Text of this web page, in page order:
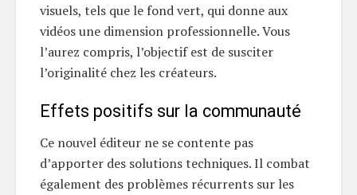
visuels, tels que le fond vert, qui donne aux
vidéos une dimension professionnelle. Vous
l’aurez compris, l’objectif est de susciter
l’originalité chez les créateurs.
Effets positifs sur la communauté
Ce nouvel éditeur ne se contente pas
d’apporter des solutions techniques. Il combat
également des problèmes récurrents sur les